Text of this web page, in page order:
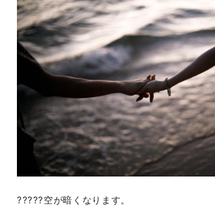
?????空が暗くなります。